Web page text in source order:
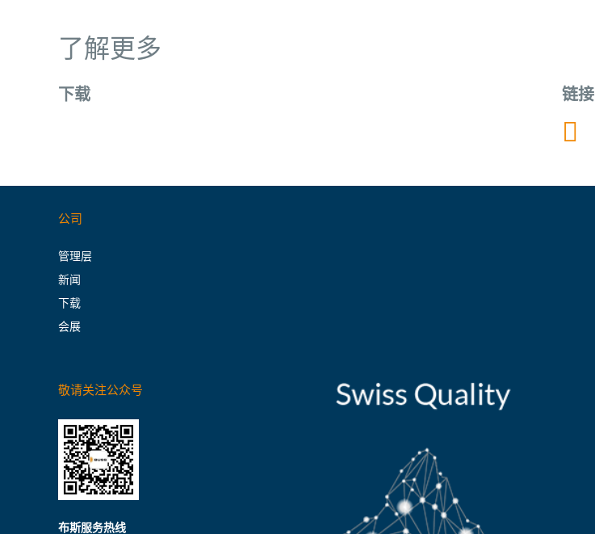
了解更多
下载 链接
公司
管理层
新闻
下载
会展
敬请关注公众号
布斯服务热线